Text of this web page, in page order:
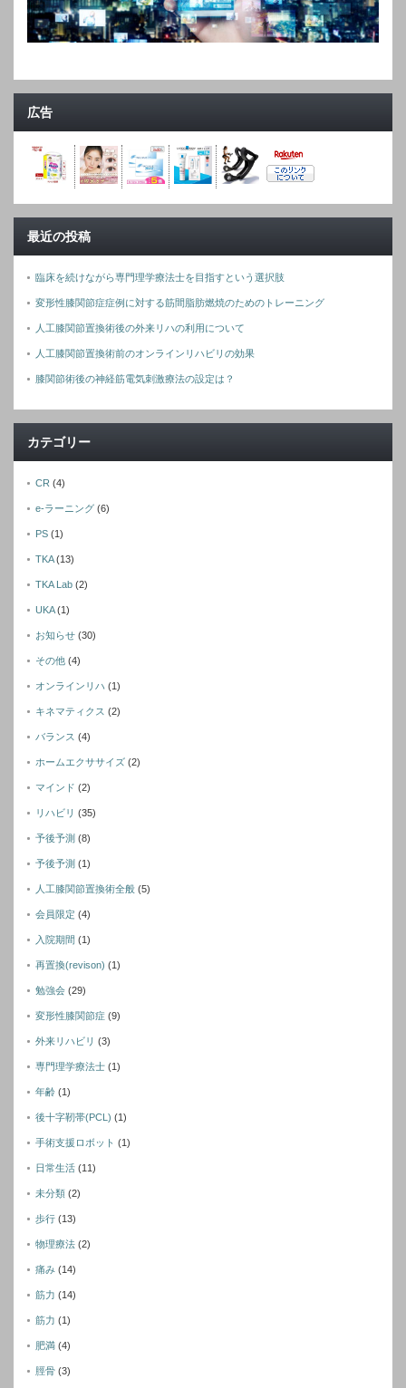
広告
最近の投稿
臨床を続けながら専門理学療法士を目指すという選択肢
変形性膝関節症症例に対する筋間脂肪燃焼のためのトレーニング
人工膝関節置換術後の外来リハの利用について
人工膝関節置換術前のオンラインリハビリの効果
膝関節術後の神経筋電気刺激療法の設定は？
カテゴリー
CR (4)
e-ラーニング (6)
PS (1)
TKA(13)
TKA Lab (2)
UKA(1)
お知らせ (30)
その他 (4)
オンラインリハ (1)
キネマティクス (2)
バランス (4)
ホームエクササイズ (2)
マインド (2)
リハビリ (35)
予後予測 (8)
予後予測 (1)
人工膝関節置換術全般 (5)
会員限定 (4)
入院期間 (1)
再置換(revison) (1)
勉強会 (29)
変形性膝関節症 (9)
外来リハビリ (3)
専門理学療法士 (1)
年齢 (1)
後十字靭帯(PCL) (1)
手術支援ロボット (1)
日常生活 (11)
未分類 (2)
歩行 (13)
物理療法 (2)
痛み (14)
筋力 (14)
筋力 (1)
肥満 (4)
脛骨 (3)